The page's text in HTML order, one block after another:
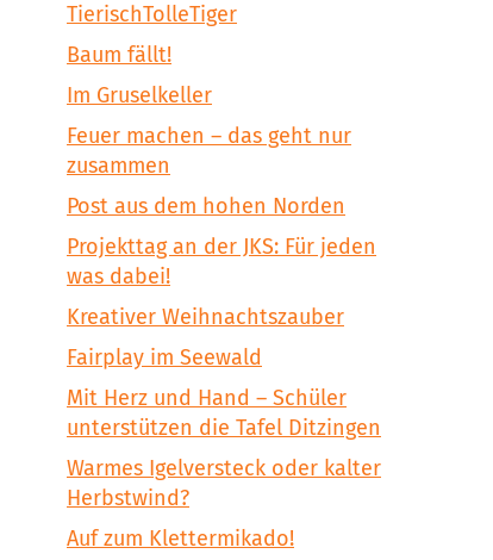
TierischTolleTiger
Baum fällt!
Im Gruselkeller
Feuer machen – das geht nur
zusammen
Post aus dem hohen Norden
Projekttag an der JKS: Für jeden
was dabei!
Kreativer Weihnachtszauber
Fairplay im Seewald
Mit Herz und Hand – Schüler
unterstützen die Tafel Ditzingen
Warmes Igelversteck oder kalter
Herbstwind?
Auf zum Klettermikado!